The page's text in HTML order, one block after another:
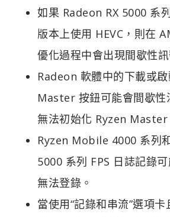
如果 Radeon RX 5000 系
版本上使用 HEVC，則在
優化過程中會出現間歇性訊
Radeon 軟體中的下載或
Master 按鈕可能會間歇性
無法初始化 Ryzen Master
Ryzen Mobile 4000 系列
5000 系列 FPS 日誌記錄
無法登錄。
當使用“記錄和串流”選項